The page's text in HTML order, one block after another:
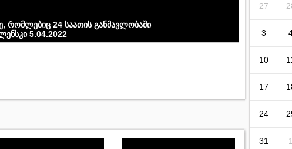
რომლებიც 24 საათის განმავლობაში
5.04.2022
27
3
10
17
24
31 1